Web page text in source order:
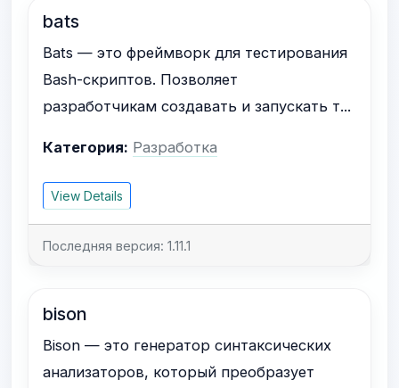
bats
Bats — это фреймворк для тестирования
Bash-скриптов. Позволяет
разработчикам создавать и запускать т...
Категория: Разработка
View Details
Последняя версия: 1.11.1
bison
Bison — это генератор синтаксических
анализаторов, который преобразует